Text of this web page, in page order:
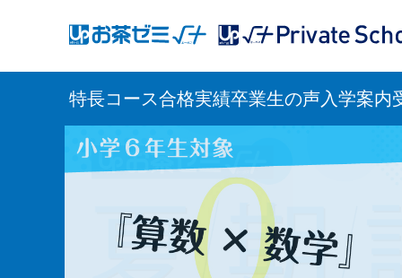
アップお茶ゼミ√＋
（ルータス）
アップお茶ゼミ√＋（ルータ
PS
特長コース合格実績卒業生の声入学案内